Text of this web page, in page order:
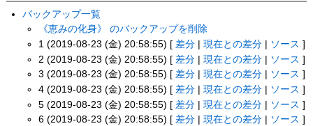
バックアップ一覧
《恵みの化身》 のバックアップを削除
1 (2019-08-23 (金) 20:58:55) [ 差分 |現在との差分 ソース ]
2 (2019-08-23 (金) 20:58:55) [ 差分 |現在との差分 ソース ]
3 (2019-08-23 (金) 20:58:55) [ 差分 |現在との差分 ソース ]
4 (2019-08-23 (金) 20:58:55) [ 差分 |現在との差分 ソース ]
5 (2019-08-23 (金) 20:58:55) [ 差分 |現在との差分 ソース ]
6 (2019-08-23 (金) 20:58:55) [ 差分 |現在との差分 ソース ]